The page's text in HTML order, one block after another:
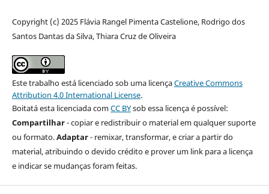
Copyright (c) 2025 Flávia Rangel Pimenta Castelione, Rodrigo dos
Santos Dantas da Silva, Thiara Cruz de Oliveira
Este trabalho está licenciado sob uma licençaCreative Commons
Attribution 4.0 International License.
Boitatá esta licenciada comCC BYsob essa licença é possível:
Compartilhar- copiar e redistribuir o material em qualquer suporte
ou formato.Adaptar- remixar, transformar, e criar a partir do
material, atribuindo o devido crédito e prover um link para a licença
e indicar se mudanças foram feitas.